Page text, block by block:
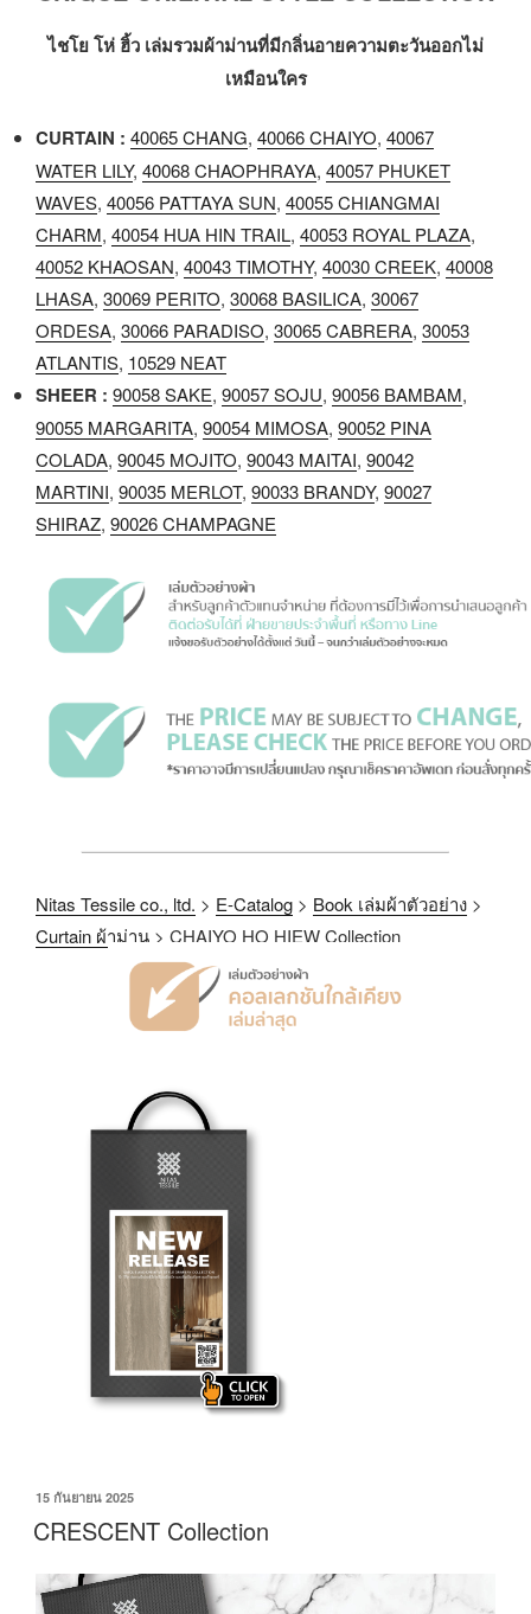
ไชโย โห่ ฮิ้ว เล่มรวมผ้าม่านที่มีกลิ่นอายความตะวันออกไม่
เหมือนใคร
CURTAIN : 40065 CHANG, 40066 CHAIYO, 40067
WATER LILY, 40068 CHAOPHRAYA, 40057 PHUKET
WAVES, 40056 PATTAYA SUN, 40055 CHIANGMAI
CHARM, 40054 HUA HIN TRAIL, 40053 ROYAL PLAZA,
40052 KHAOSAN, 40043 TIMOTHY, 40030 CREEK, 40008
LHASA, 30069 PERITO, 30068 BASILICA, 30067
ORDESA, 30066 PARADISO, 30065 CABRERA, 30053
ATLANTIS, 10529 NEAT
SHEER : 90058 SAKE, 90057 SOJU, 90056 BAMBAM,
90055 MARGARITA, 90054 MIMOSA, 90052 PINA
COLADA, 90045 MOJITO, 90043 MAITAI, 90042
MARTINI, 90035 MERLOT, 90033 BRANDY, 90027
SHIRAZ, 90026 CHAMPAGNE
Nitas Tessile co., ltd. > E-Catalog > Book เล่มผ้าตัวอย่าง >
Curtain ผ้าม่าน > CHAIYO HO HIEW Collection
15 กันยายน 2025
CRESCENT Collection